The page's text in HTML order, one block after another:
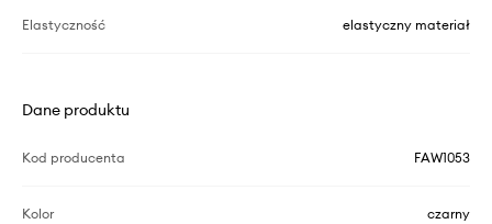
Elastyczność elastyczny materiał
Dane produktu
Kod producenta FAW1053
Kolor czarny